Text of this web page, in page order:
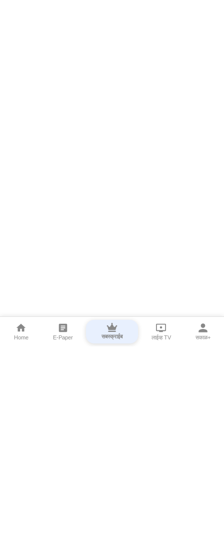
Home E-Paper सबस्क्राईब लाईव्ह TV सकाळ+